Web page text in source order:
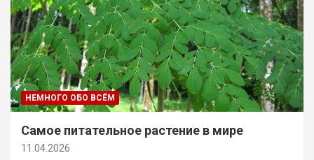
НЕМНОГО ОБО ВСЁМ
Самое питательное растение в мире
11.04.2026